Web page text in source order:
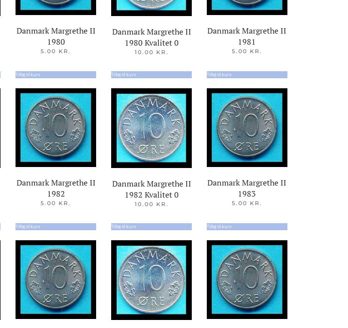
Danmark Margrethe II
1980
5.00 KR.
Tilføj til kurv
Danmark Margrethe II
1980 Kvalitet 0
10.00 KR.
Tilføj til kurv
Danmark Margrethe II
1981
5.00 KR.
Tilføj til kurv
Danmark Margrethe II
1982
5.00 KR.
Tilføj til kurv
Danmark Margrethe II
1982 Kvalitet 0
10.00 KR.
Tilføj til kurv
Danmark Margrethe II
1983
5.00 KR.
Tilføj til kurv